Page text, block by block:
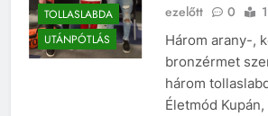
TOLLASLABDA
UTÁNPÓTLÁS
ezelőtt
0
Három arany-,
bronzérmet
három
Életmód